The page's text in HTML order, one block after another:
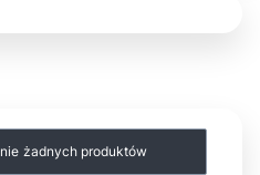
żadnych produktów